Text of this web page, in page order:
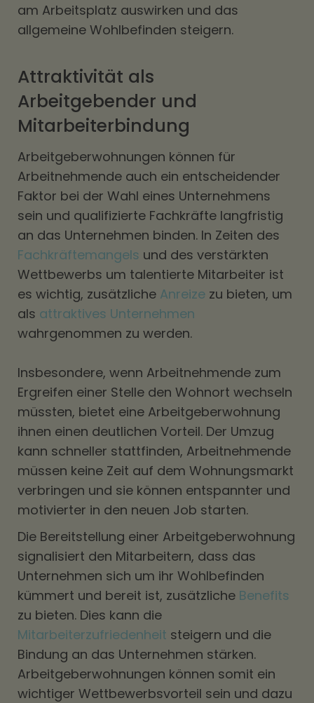
am Arbeitsplatz auswirken und das
allgemeine Wohlbefinden steigern.
Attraktivität als
Arbeitgebender und
Mitarbeiterbindung
Arbeitgeberwohnungen können für
Arbeitnehmende auch ein entscheidender
Faktor bei der Wahl eines Unternehmens
sein und qualifizierte Fachkräfte langfristig
an das Unternehmen binden. In Zeiten des
Fachkräftemangels und des verstärkten
Wettbewerbs um talentierte Mitarbeiter ist
es wichtig, zusätzliche Anreize zu bieten, um
als attraktives Unternehmen
wahrgenommen zu werden.
Insbesondere, wenn Arbeitnehmende zum
Ergreifen einer Stelle den Wohnort wechseln
müssten, bietet eine Arbeitgeberwohnung
ihnen einen deutlichen Vorteil. Der Umzug
kann schneller stattfinden, Arbeitnehmende
müssen keine Zeit auf dem Wohnungsmarkt
verbringen und sie können entspannter und
motivierter in den neuen Job starten.
Die Bereitstellung einer Arbeitgeberwohnung
signalisiert den Mitarbeitern, dass das
Unternehmen sich um ihr Wohlbefinden
kümmert und bereit ist, zusätzliche Benefits
zu bieten. Dies kann die
Mitarbeiterzufriedenheit steigern und die
Bindung an das Unternehmen stärken.
Arbeitgeberwohnungen können somit ein
wichtiger Wettbewerbsvorteil sein und dazu